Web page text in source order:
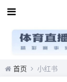
首页 小红书